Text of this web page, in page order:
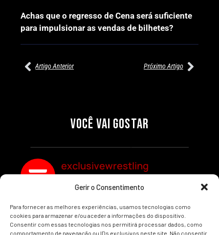
Gerir o Consentimento
Para fornecer as melhores experiências, usamos tecnologias como
cookies para armazenar e/ou aceder a informações do dispositivo.
Consentir com essas tecnologias nos permitirá processar dados, como
comportamento de navegação ou IDs exclusivos neste site. Não consentir
Achas que o regresso de Cena será suficiente
para impulsionar as vendas de bilhetes?
Artigo Anterior Próximo Artigo
VOCÊ VAI GOSTAR
SEGMENTOS A NÃO PERDER
Por exclusivewrestling
MUNDIAL FEMININO NA AEW
REDEMPTION
Por exclusivewrestling
exclusivewrestling
Ver mais Artigos